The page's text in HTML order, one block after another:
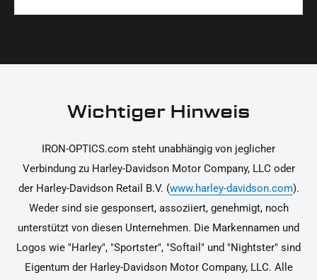
korrekt an deinem Motorrad zu installieren.
Ja, du kannst die Teile innerhalb von 14 Tagen
Rücksendung findest du in unseren
Wichtiger Hinweis
IRON-OPTICS.com steht unabhängig von jeglicher
Verbindung zu Harley-Davidson Motor Company, LLC oder
der Harley-Davidson Retail B.V. (www.harley-davidson.com).
Weder sind sie gesponsert, assoziiert, genehmigt, noch
unterstützt von diesen Unternehmen. Die Markennamen und
Logos wie "Harley", "Sportster", "Softail" und "Nightster" sind
Eigentum der Harley-Davidson Motor Company, LLC. Alle